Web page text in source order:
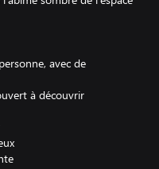
avec de
à découvrir